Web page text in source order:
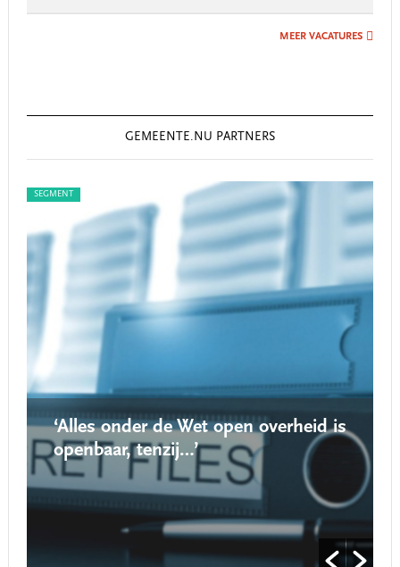
MEER VACATURES
GEMEENTE.NU PARTNERS
SEGMENT
‘Alles onder de Wet open overheid is
openbaar, tenzij…’